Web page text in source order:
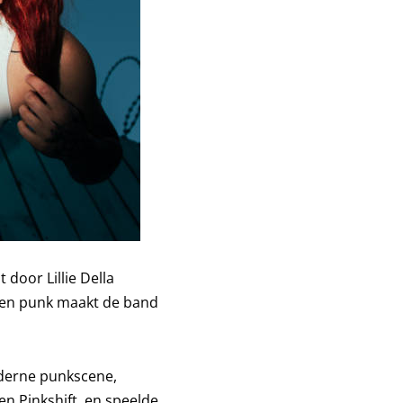
door Lillie Della
punk maakt de band
punkscene,